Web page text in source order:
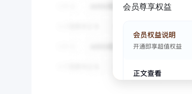
会员尊享权益